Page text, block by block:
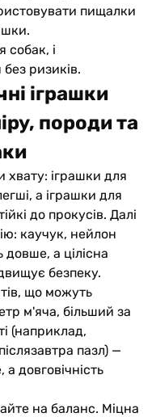
пищалки
собак, і
ризиків.
іграшки
породи та
хвату: іграшки для
а іграшки для
до прокусів. Далі
каучук, нейлон
а цілісна
безпеку.
що можуть
м'яча, більший за
(наприклад,
пазл) —
довговічність
на баланс. Міцна